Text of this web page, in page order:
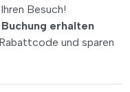
Besuch!
erhalten
und sparen